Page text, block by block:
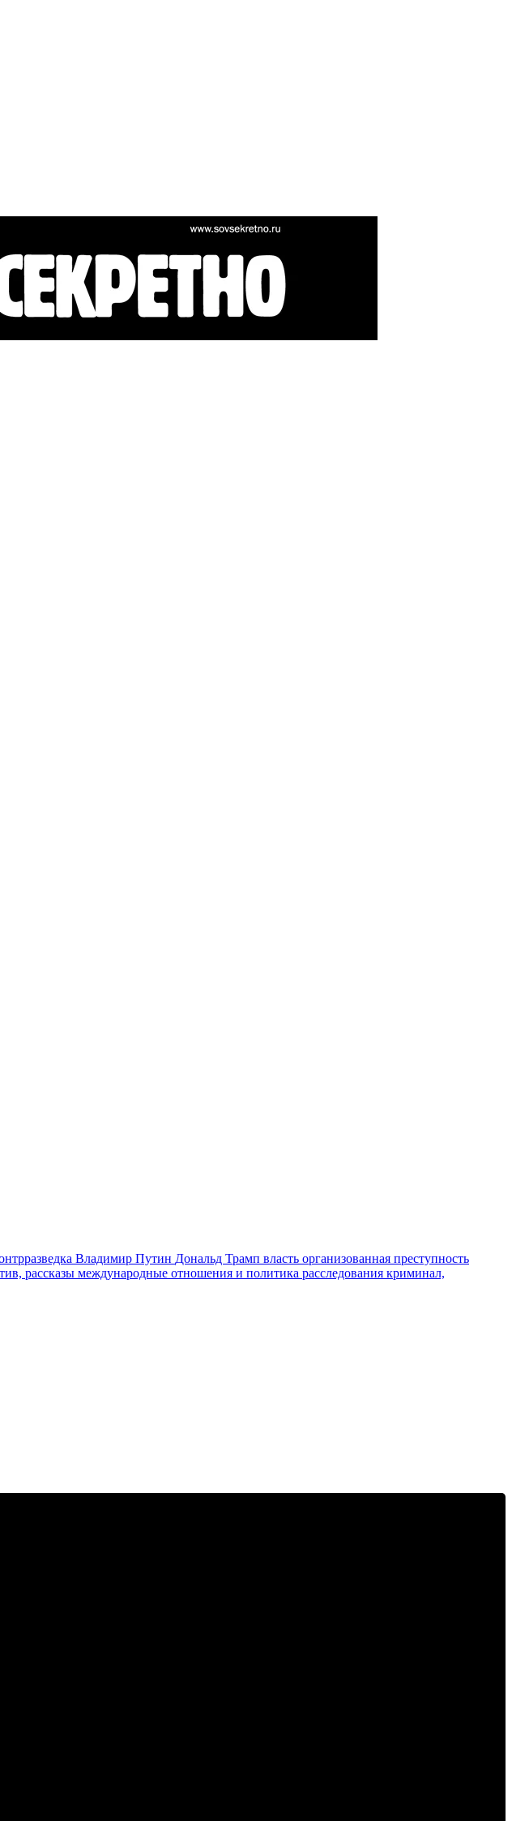
Владимир Путин Дональд Трамп власть организованная преступность
рассказы международные отношения и политика расследования криминал,